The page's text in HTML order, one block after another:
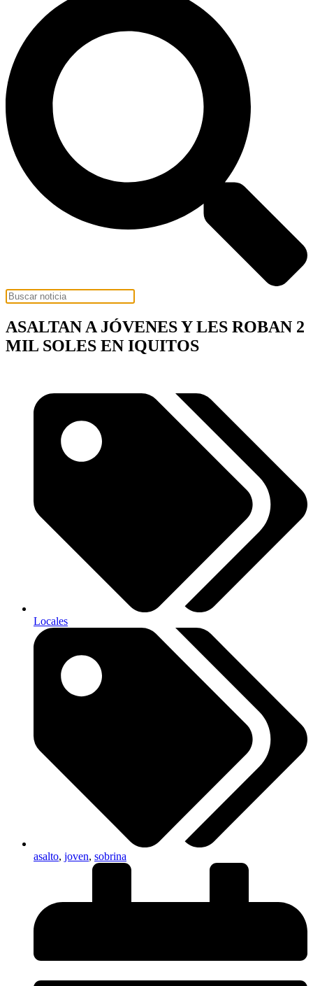
ASALTAN A JÓVENES Y LES ROBAN 2
MIL SOLES EN IQUITOS
Locales
asalto, joven, sobrina